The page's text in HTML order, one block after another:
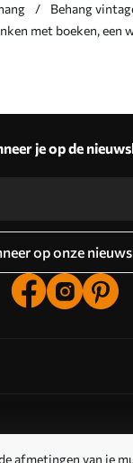
afmetingen van je
Behang
met boeken, een
je op de
op onze